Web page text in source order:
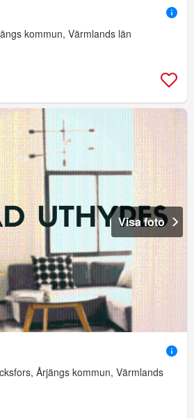
kommun, Värmlands län
Visa foto
Årjängs kommun, Värmlands